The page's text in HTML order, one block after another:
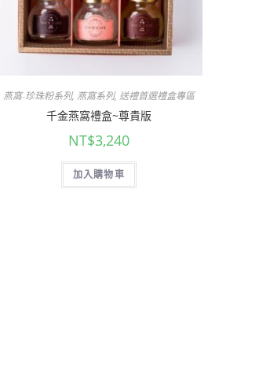
燕窩-珍珠粉系列, 燕窩系列, 送禮首選禮盒專區
千金燕窩禮盒~尊貴版
NT$3,240
加入購物車